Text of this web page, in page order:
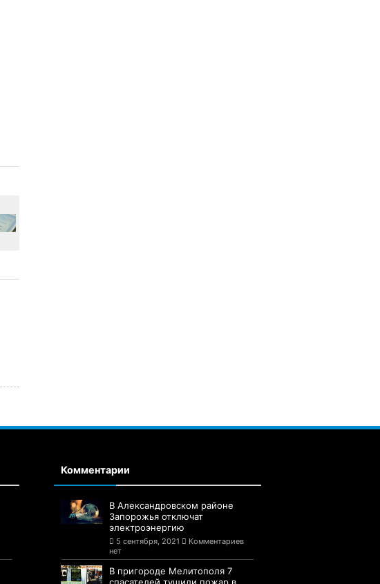
Комментарии
В Александровском районе
Запорожья отключат
электроэнергию
5 сентября, 2021
Комментариев
нет
В пригороде Мелитополя 7